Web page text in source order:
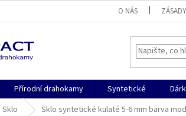
O NÁS
Přírodní drahokamy Syntetické
Sklo Sklo syntetické kulaté 5-6 mm barva